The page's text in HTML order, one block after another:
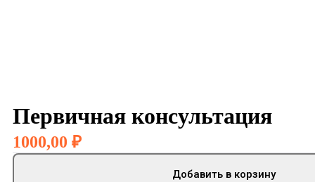
Первичная консультация
1000,00 ₽
Добавить в корзину